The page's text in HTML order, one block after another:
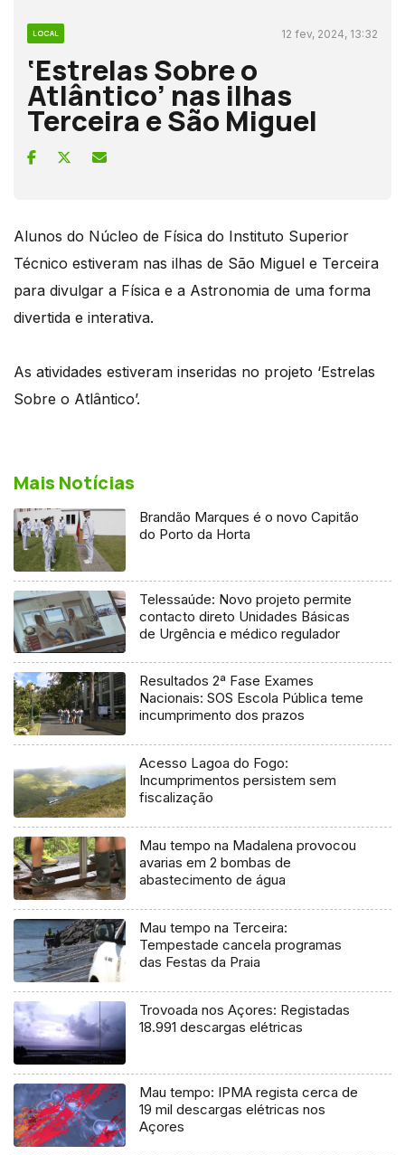
LOCAL 12 fev, 2024, 13:32
‘Estrelas Sobre o
Atlântico’ nas ilhas
Terceira e São Miguel
Alunos do Núcleo de Física do Instituto Superior
Técnico estiveram nas ilhas de São Miguel e Terceira
para divulgar a Física e a Astronomia de uma forma
divertida e interativa.
As atividades estiveram inseridas no projeto ‘Estrelas
Sobre o Atlântico’.
Mais Notícias
Brandão Marques é o novo Capitão
do Porto da Horta
Telessaúde: Novo projeto permite
contacto direto Unidades Básicas
de Urgência e médico regulador
Resultados 2ª Fase Exames
Nacionais: SOS Escola Pública teme
incumprimento dos prazos
Acesso Lagoa do Fogo:
Incumprimentos persistem sem
fiscalização
Mau tempo na Madalena provocou
avarias em 2 bombas de
abastecimento de água
Mau tempo na Terceira:
Tempestade cancela programas
das Festas da Praia
Trovoada nos Açores: Registadas
18.991 descargas elétricas
Mau tempo: IPMA regista cerca de
19 mil descargas elétricas nos
Açores